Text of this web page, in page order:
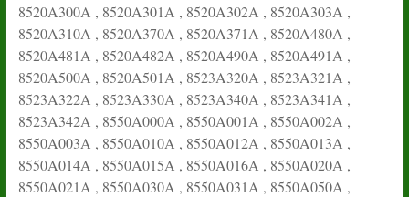
8520A300A , 8520A301A , 8520A302A , 8520A303A ,
8520A310A , 8520A370A , 8520A371A , 8520A480A ,
8520A481A , 8520A482A , 8520A490A , 8520A491A ,
8520A500A , 8520A501A , 8523A320A , 8523A321A ,
8523A322A , 8523A330A , 8523A340A , 8523A341A ,
8523A342A , 8550A000A , 8550A001A , 8550A002A ,
8550A003A , 8550A010A , 8550A012A , 8550A013A ,
8550A014A , 8550A015A , 8550A016A , 8550A020A ,
8550A021A , 8550A030A , 8550A031A , 8550A050A ,